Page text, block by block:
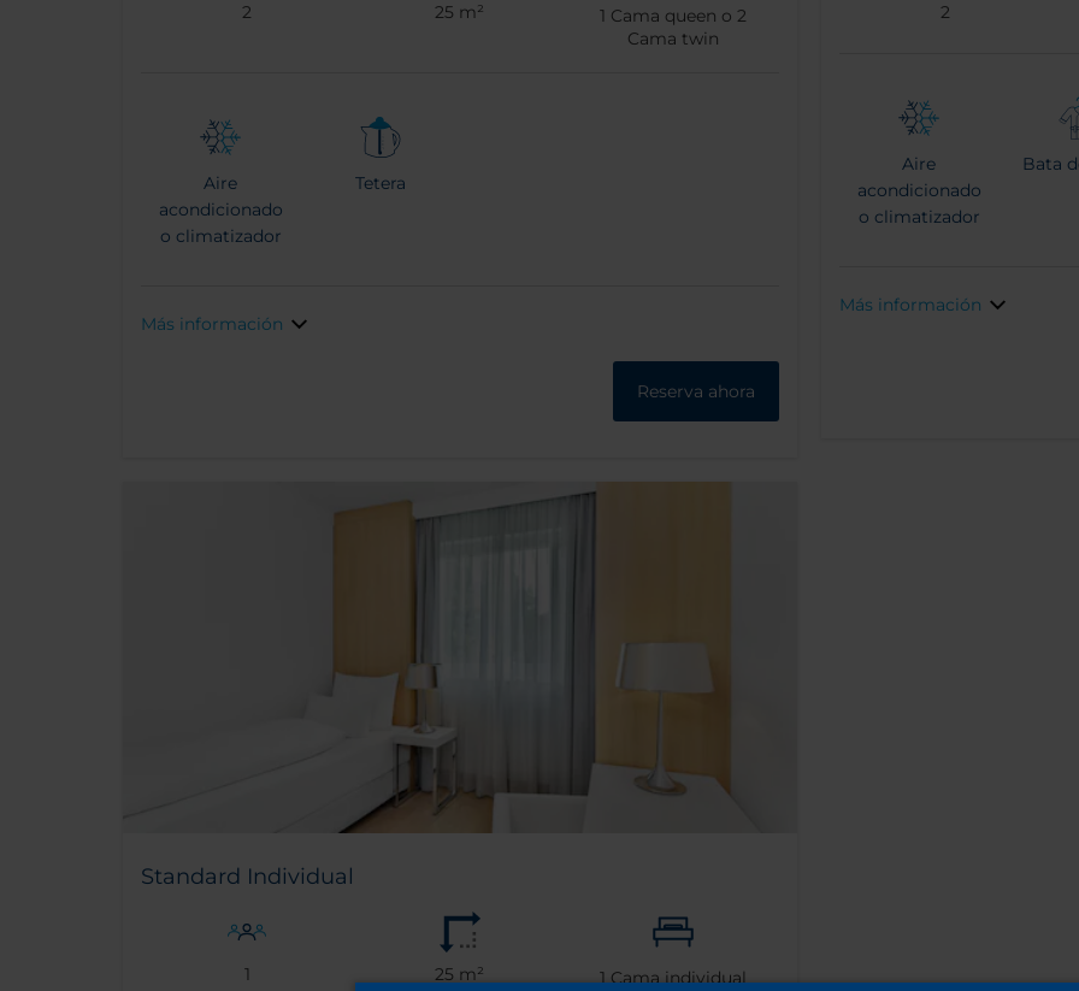
2 25 m² 1 Cama queen o 2
Cama twin
Aire
acondicionado
o climatizador
Tetera
Más información
Reserva ahora
2
Aire
acondicionado
o climatizador
Bata
Más información
Standard Individual
1 25 m² 1Cama individual